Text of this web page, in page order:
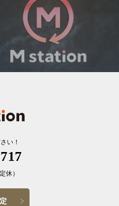
い！
休）